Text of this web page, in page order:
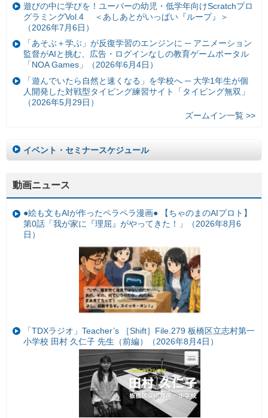
遊びの中に学びを！ユーバーの幼児・低学年向けScratchプロ
グラミングVol.4 ＜あしあとがいっぱい『ループ』＞
（2026年7月6日）
「あそぶ＋学ぶ」が反復学習のエンジンに ─ アニメーション
監督がAIと挑む、広告・ログインなしの教育ゲームポータル
「NOA Games」（2026年6月4日）
「遊んでいたら自然と速くなる」を学校へ ─ 大学1年生が個
人開発した対戦型タイピング練習サイト「タイピング無双」
（2026年5月29日）
ズームイン一覧 >>
イベント・セミナースケジュール
動画ニュース
●絵も文もAIが作ったペラペラ漫画● 【ちゃのまのAIプロト】
第0話「我が家に『理屈』がやってきた！」（2026年8月6
日）
「TDXラジオ」Teacher’s ［Shift］File.279 板橋区立志村第一
小学校 田村 久仁子 先生（前編）（2026年8月4日）